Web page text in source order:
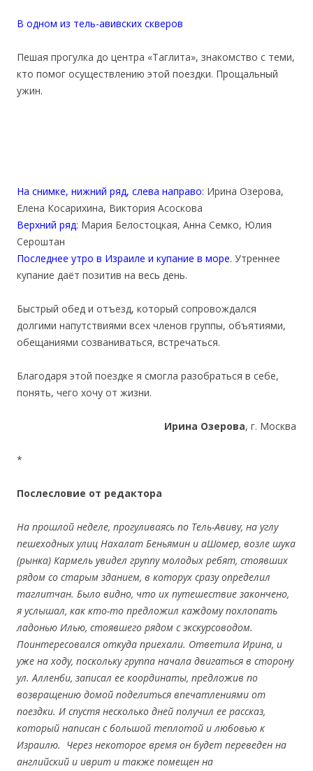
В одном из тель-авивских скверов
Пешая прогулка до центра «Таглита», знакомство с теми,
кто помог осуществлению этой поездки. Прощальный
ужин.
На снимке, нижний ряд, слева направо: Ирина Озерова,
Елена Косарихина, Виктория Асоскова
Верхний ряд: Мария Белостоцкая, Анна Семко, Юлия
Сероштан
Последнее утро в Израиле и купание в море. Утреннее
купание даёт позитив на весь день.
Быстрый обед и отъезд, который сопровождался
долгими напутствиями всех членов группы, объятиями,
обещаниями созваниваться, встречаться.
Благодаря этой поездке я смогла разобраться в себе,
понять, чего хочу от жизни.
Ирина Озерова, г. Москва
*
Послесловие от редактора
На прошлой неделе, прогуливаясь по Тель-Авиву, на углу
пешеходных улиц Нахалат Беньямин и аШомер, возле шука
(рынка) Кармель увидел группу молодых ребят, стоявших
рядом со старым зданием, в которух сразу определил
таглитчан. Было видно, что их путешествие закончено,
я услышал, как кто-то предложил каждому похлопать
ладонью Илью, стоявшего рядом с экскурсоводом.
Поинтересовался откуда приехали. Ответила Ирина, и
уже на ходу, поскольку группа начала двигаться в сторону
ул. Алленби, записал ее координаты, предложив по
возвращению домой поделиться впечатлениями от
поездки. И спустя несколько дней получил ее рассказ,
который написан с большой теплотой и любовью к
Израилю. Через некоторое время он будет переведен на
английский и иврит и также помещен на